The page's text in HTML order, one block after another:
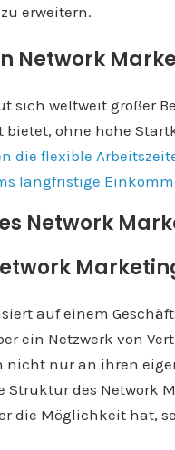
erweitern.
Network
sich weltweit großer
ohne hohe
die flexible
langfristige
Network
auf einem
ein Netzwerk von
nicht nur an ihren
Struktur des
die Möglichkeit hat,